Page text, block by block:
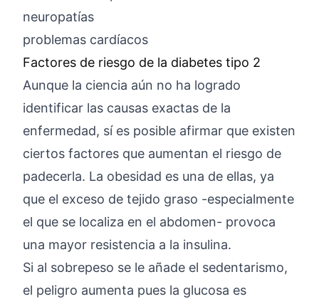
neuropatías
problemas cardíacos
Factores de riesgo de la diabetes tipo 2
Aunque la ciencia aún no ha logrado
identificar las causas exactas de la
enfermedad, sí es posible afirmar que existen
ciertos factores que aumentan el riesgo de
padecerla. La obesidad es una de ellas, ya
que el exceso de tejido graso -especialmente
el que se localiza en el abdomen- provoca
una mayor resistencia a la insulina.
Si al sobrepeso se le añade el sedentarismo,
el peligro aumenta pues la glucosa es